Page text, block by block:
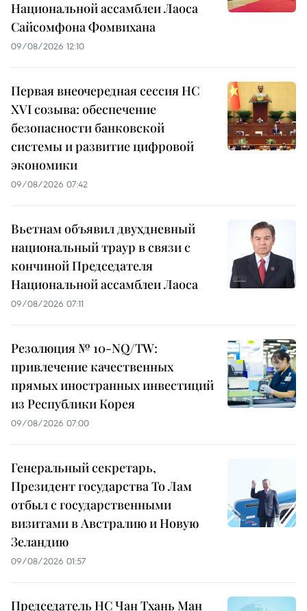
Национальной ассамблеи Лаоса
Сайсомфона Фомвихана
09/08/2026 12:10
Первая внеочередная сессия НС
XVI созыва: обеспечение
безопасности банковской
системы и развитие цифровой
экономики
09/08/2026 07:42
Вьетнам объявил двухдневный
национальный траур в связи с
кончиной Председателя
Национальной ассамблеи Лаоса
09/08/2026 07:11
Резолюция № 10-NQ/TW:
привлечение качественных
прямых иностранных инвестиций
из Республики Корея
09/08/2026 07:00
Генеральный секретарь,
Президент государства То Лам
отбыл с государственными
визитами в Австралию и Новую
Зеландию
09/08/2026 01:57
Председатель НС Чан Тхань Ман